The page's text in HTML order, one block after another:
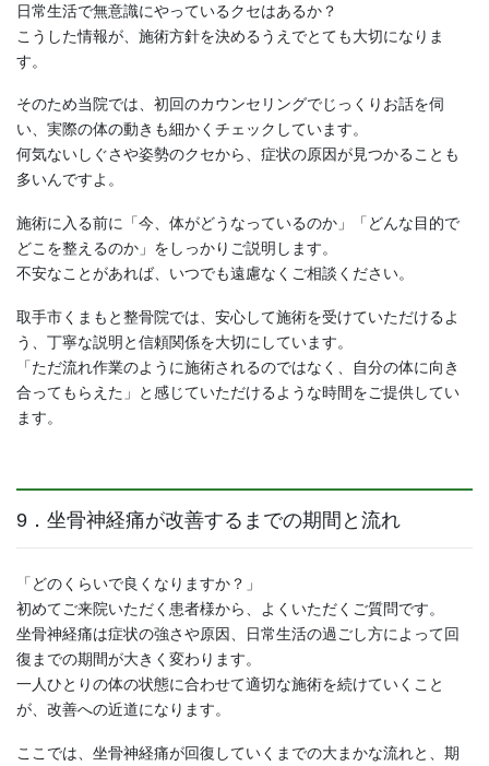
日常生活で無意識にやっているクセはあるか？
こうした情報が、施術方針を決めるうえでとても大切になりま
す。
そのため当院では、初回のカウンセリングでじっくりお話を伺
い、実際の体の動きも細かくチェックしています。
何気ないしぐさや姿勢のクセから、症状の原因が見つかることも
多いんですよ。
施術に入る前に「今、体がどうなっているのか」「どんな目的で
どこを整えるのか」をしっかりご説明します。
不安なことがあれば、いつでも遠慮なくご相談ください。
取手市くまもと整骨院では、安心して施術を受けていただけるよ
う、丁寧な説明と信頼関係を大切にしています。
「ただ流れ作業のように施術されるのではなく、自分の体に向き
合ってもらえた」と感じていただけるような時間をご提供してい
ます。
9．坐骨神経痛が改善するまでの期間と流れ
「どのくらいで良くなりますか？」
初めてご来院いただく患者様から、よくいただくご質問です。
坐骨神経痛は症状の強さや原因、日常生活の過ごし方によって回
復までの期間が大きく変わります。
一人ひとりの体の状態に合わせて適切な施術を続けていくこと
が、改善への近道になります。
ここでは、坐骨神経痛が回復していくまでの大まかな流れと、期